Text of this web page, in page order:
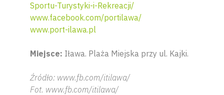
Sportu-Turystyki-i-Rekreacji/
www.facebook.com/portilawa/
www.port-ilawa.pl
Miejsce: Iława. Plaża Miejska przy ul. Kajki.
Źródło: www.fb.com/itilawa/
Fot. www.fb.com/itilawa/